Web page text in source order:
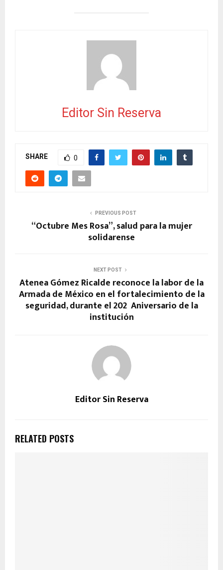
Editor Sin Reserva
SHARE 0
PREVIOUS POST
“Octubre Mes Rosa”, salud para la mujer
solidarense
NEXT POST
Atenea Gómez Ricalde reconoce la labor de la
Armada de México en el fortalecimiento de la
seguridad, durante el 202º Aniversario de la
institución
Editor Sin Reserva
RELATED POSTS